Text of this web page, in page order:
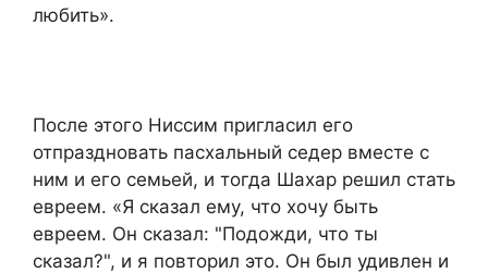
любить».
После этого Ниссим пригласил его
отпраздновать пасхальный седер вместе с
ним и его семьей, и тогда Шахар решил стать
евреем. «Я сказал ему, что хочу быть
евреем. Он сказал: "Подожди, что ты
сказал?", и я повторил это. Он был удивлен и